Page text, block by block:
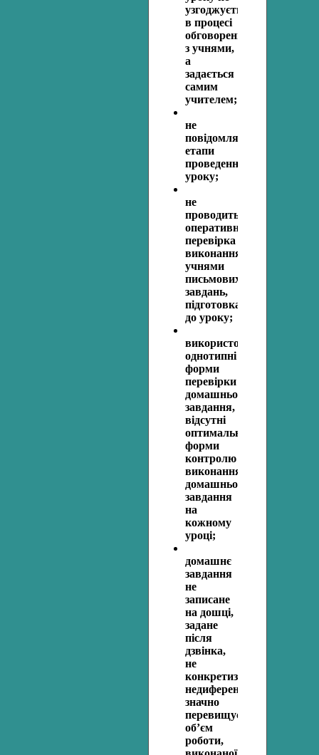
узгоджується
в процесі
обговорення
з учнями,
а
задається
самим
учителем;
не
повідомляються
етапи
проведення
уроку;
не
проводиться
оперативна
перевірка
виконання
учнями
письмових
завдань,
підготовка
до уроку;
використовуються
однотипні
форми
перевірки
домашнього
завдання,
відсутні
оптимальні
форми
контролю
виконання
домашнього
завдання
на
кожному
уроці;
домашнє
завдання
не
записане
на дошці,
задане
після
дзвінка,
не
конкретизоване,
недиференційоване,
значно
перевищує
об’єм
роботи,